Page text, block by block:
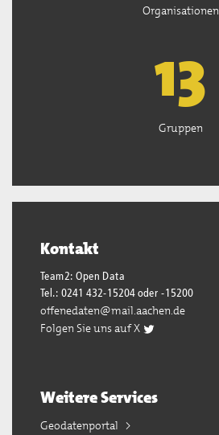
Organisationen
13
Gruppen
Kontakt
Team2: Open Data
Tel.: 0241 432-15204 oder -15200
offenedaten@mail.aachen.de
Folgen Sie uns auf X
Weitere Services
Geodatenportal